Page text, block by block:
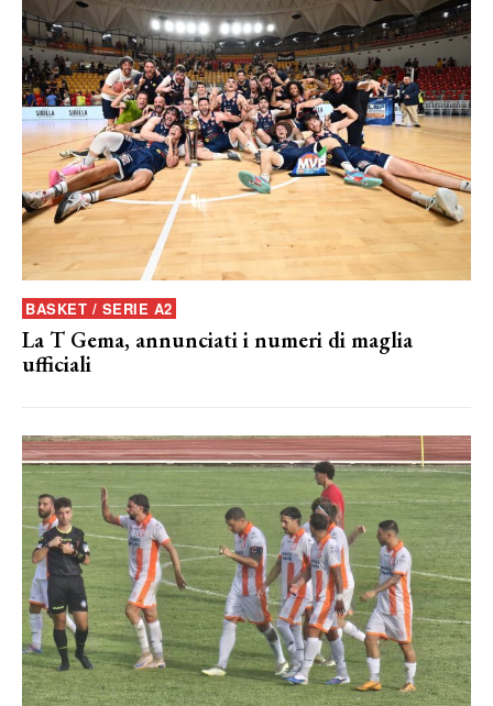
BASKET / SERIE A2
La T Gema, annunciati i numeri di maglia
ufficiali